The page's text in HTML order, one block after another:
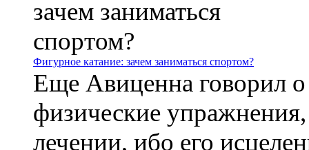
Фигурное катание: зачем заниматься спортом?
Еще Авиценна говорил
физические
лечении, ибо его